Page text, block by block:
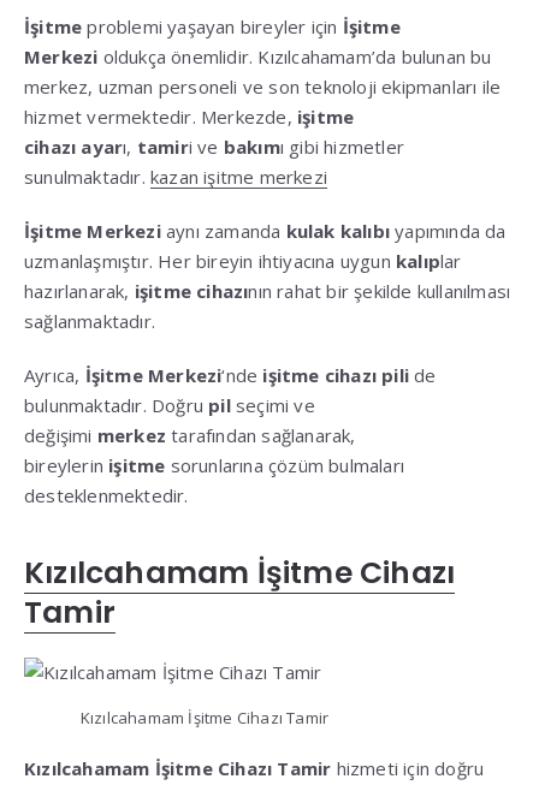
İşitme problemi yaşayan bireyler için İşitme
Merkezi oldukça önemlidir. Kızılcahamam’da bulunan bu
merkez, uzman personeli ve son teknoloji ekipmanları ile
hizmet vermektedir. Merkezde, işitme
cihazı ayarı, tamiri ve bakımı gibi hizmetler
sunulmaktadır. kazan işitme merkezi
İşitme Merkeziaynı zamanda kulak kalıbı yapımında da
uzmanlaşmıştır. Her bireyin ihtiyacına uygun kalıplar
hazırlanarak, işitme cihazının rahat bir şekilde kullanılması
sağlanmaktadır.
Ayrıca, İşitme Merkezi‘nde işitme cihazı pili de
bulunmaktadır. Doğru pilseçimi ve
değişimi merkez tarafından sağlanarak,
bireylerin işitme sorunlarına çözüm bulmaları
desteklenmektedir.
Kızılcahamam İşitme Cihazı
Tamir
Kızılcahamam İşitme Cihazı Tamir
Kızılcahamam İşitme Cihazı Tamir hizmeti için doğru